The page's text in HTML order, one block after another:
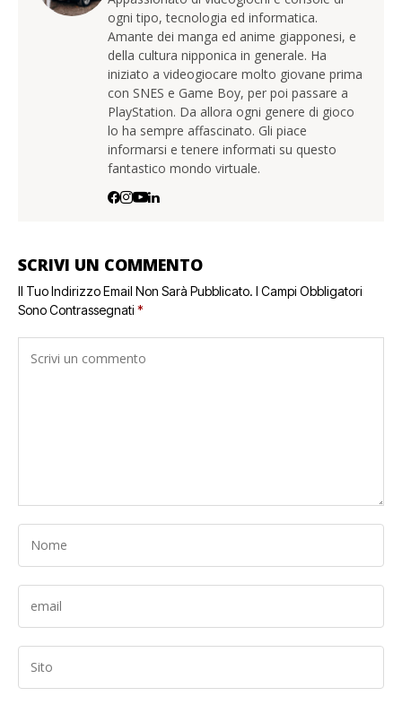
ogni tipo, tecnologia ed informatica.
Amante dei manga ed anime giapponesi, e
della cultura nipponica in generale. Ha
iniziato a videogiocare molto giovane prima
con SNES e Game Boy, per poi passare a
PlayStation. Da allora ogni genere di gioco
lo ha sempre affascinato. Gli piace
informarsi e tenere informati su questo
fantastico mondo virtuale.
SCRIVI UN COMMENTO
Il Tuo Indirizzo Email Non Sarà Pubblicato. I Campi Obbligatori
Sono Contrassegnati *